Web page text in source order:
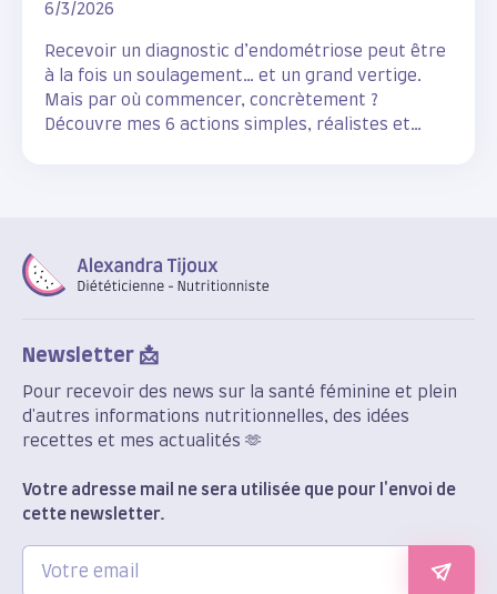
6/3/2026
Recevoir un diagnostic d’endométriose peut être
à la fois un soulagement… et un grand vertige.
Mais par où commencer, concrètement ?
Découvre mes 6 actions simples, réalistes et
Newsletter 📩
Pour recevoir des news sur la santé féminine et plein
d'autres informations nutritionnelles, des idées
recettes et mes actualités 🫶
Votre adresse mail ne sera utilisée que pour l'envoi de
cette newsletter.